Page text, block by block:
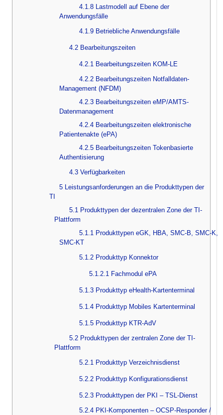
4.1.8 Lastmodell auf Ebene der
Anwendungsfälle
4.1.9 Betriebliche Anwendungsfälle
4.2 Bearbeitungszeiten
4.2.1 Bearbeitungszeiten KOM-LE
4.2.2 Bearbeitungszeiten Notfalldaten-
Management (NFDM)
4.2.3 Bearbeitungszeiten eMP/AMTS-
Datenmanagement
4.2.4 Bearbeitungszeiten elektronische
Patientenakte (ePA)
4.2.5 Bearbeitungszeiten Tokenbasierte
Authentisierung
4.3 Verfügbarkeiten
5 Leistungsanforderungen an die Produkttypen der
TI
5.1 Produkttypen der dezentralen Zone der TI-
Plattform
5.1.1 Produkttypen eGK, HBA, SMC-B, SMC-K,
SMC-KT
5.1.2 Produkttyp Konnektor
5.1.2.1 Fachmodul ePA
5.1.3 Produkttyp eHealth-Kartenterminal
5.1.4 Produkttyp Mobiles Kartenterminal
5.1.5 Produkttyp KTR-AdV
5.2 Produkttypen der zentralen Zone der TI-
Plattform
5.2.1 Produkttyp Verzeichnisdienst
5.2.2 Produkttyp Konfigurationsdienst
5.2.3 Produkttypen der PKI – TSL-Dienst
5.2.4 PKI-Komponenten – OCSP-Responder /